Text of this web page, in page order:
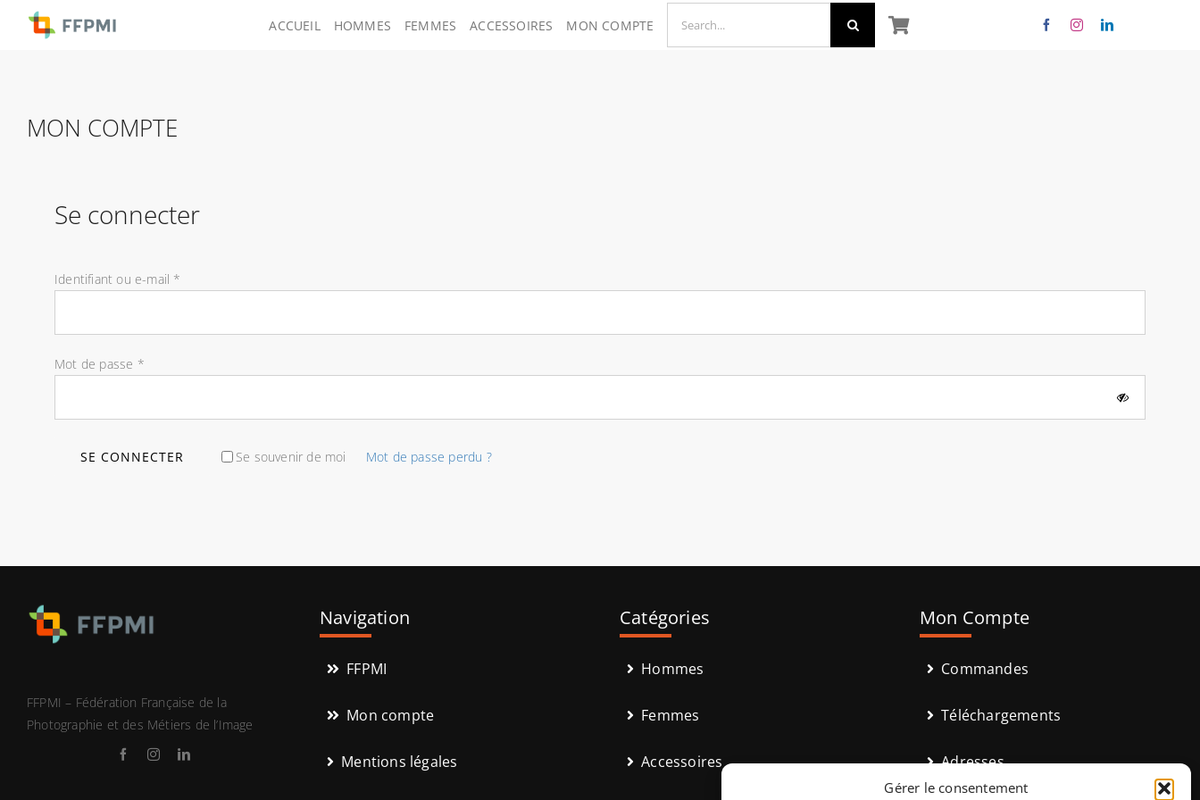
Gérer le consentement
ACCUEIL HOMMES FEMMES ACCESSOIRES MON COMPTE
FOR:
MON COMPTE
Se connecter
Identifiant ou e-mail *
Mot de passe *Obligatoire
Se souvenir de moi
SE CONNECTER Mot de passe perdu ?
FFPMI – Fédération Française de la
Photographie et des Métiers de l’Image
Navigation
FFPMI
Mon compte
Mentions légales
Catégories
Hommes
Femmes
Accessoires
Mon Compte
Commandes
Téléchargements
Adresses